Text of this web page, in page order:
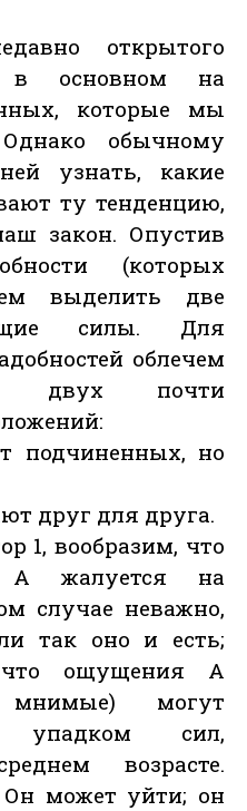
открытого
в основном на
которые мы
обычному
узнать, какие
ту тенденцию,
закон. Опустив
(которых
выделить две
силы. Для
облечем
почти
подчиненных, но
друг для друга.
1, вообразим, что
А жалуется на
случае неважно,
так оно и есть;
что ощущения А
могут
упадком сил,
возрасте.
может уйти; он